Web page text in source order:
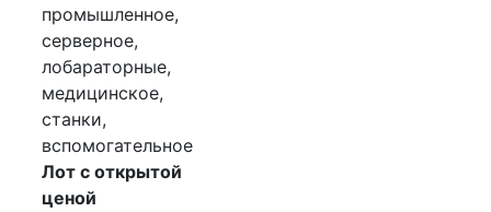
промышленное,
серверное,
лобараторные,
медицинское,
станки,
вспомогательное
Лот с открытой
ценой